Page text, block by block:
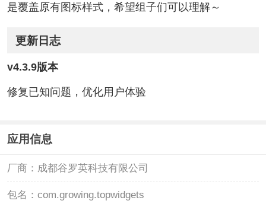
是覆盖原有图标样式，希望组子们可以理解～
更新日志
v4.3.9版本
修复已知问题，优化用户体验
应用信息
厂商： 成都谷罗英科技有限公司
包名： com.growing.topwidgets